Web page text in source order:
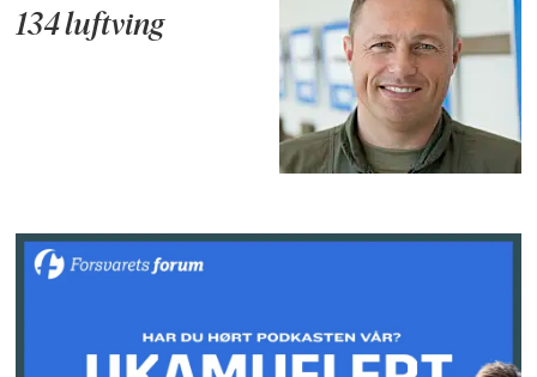
134 luftving